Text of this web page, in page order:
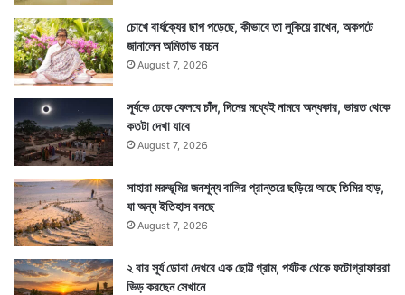
চোখে বার্ধক্যের ছাপ পড়েছে, কীভাবে তা লুকিয়ে রাখেন, অকপটে
জানালেন অমিতাভ বচ্চন
August 7, 2026
সূর্যকে ঢেকে ফেলবে চাঁদ, দিনের মধ্যেই নামবে অন্ধকার, ভারত থেকে
কতটা দেখা যাবে
August 7, 2026
সাহারা মরুভূমির জনশূন্য বালির প্রান্তরে ছড়িয়ে আছে তিমির হাড়,
যা অন্য ইতিহাস বলছে
August 7, 2026
২ বার সূর্য ডোবা দেখবে এক ছোট্ট গ্রাম, পর্যটক থেকে ফটোগ্রাফাররা
ভিড় করছেন সেখানে